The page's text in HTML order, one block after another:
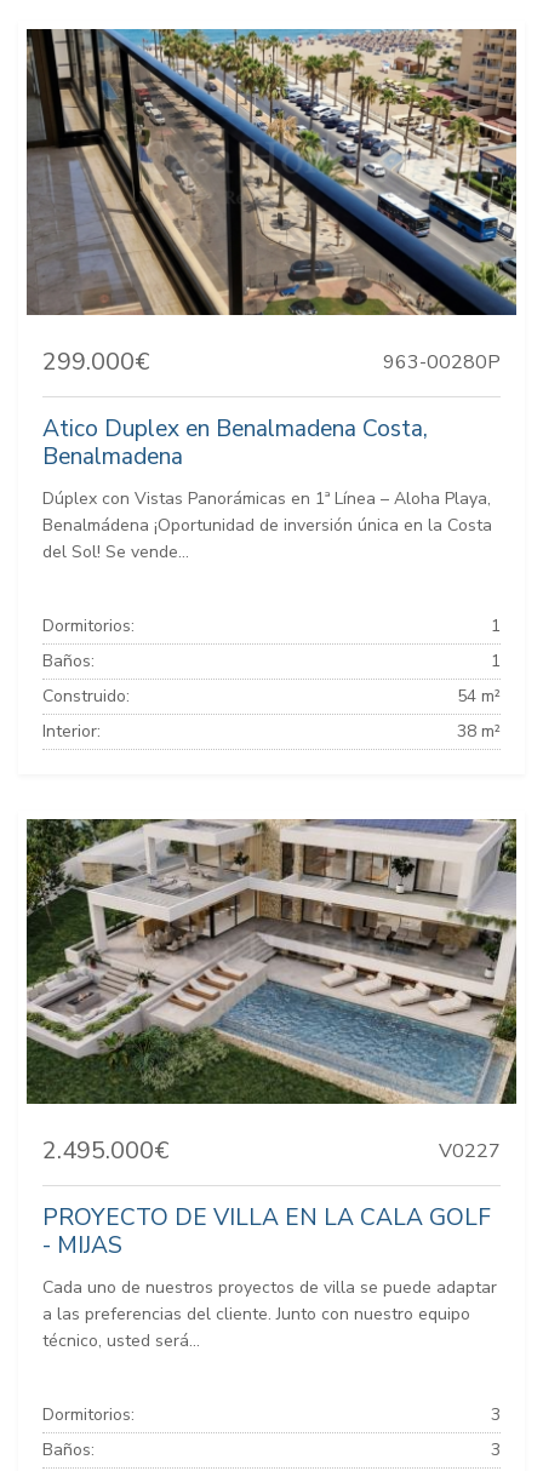
299.000€ 963-00280P
Atico Duplex en Benalmadena Costa,
Benalmadena
Dúplex con Vistas Panorámicas en 1ª Línea – Aloha Playa,
Benalmádena ¡Oportunidad de inversión única en la Costa
del Sol! Se vende...
Dormitorios:
1
Baños:
1
Construido:
54 m²
Interior:
38 m²
2.495.000€ V0227
PROYECTO DE VILLA EN LA CALA GOLF
- MIJAS
Cada uno de nuestros proyectos de villa se puede adaptar
a las preferencias del cliente. Junto con nuestro equipo
técnico, usted será...
Dormitorios:
3
Baños:
3